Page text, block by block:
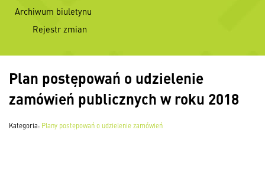
Archiwum biuletynu
Rejestr zmian
Plan postępowań o udzielenie
zamówień publicznych w roku 2018
Kategoria: Plany postępowań o udzielenie zamówień